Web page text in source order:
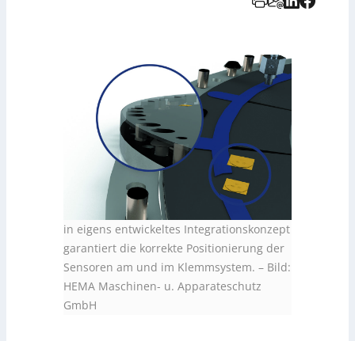
in eigens entwickeltes Integrationskonzept
garantiert die korrekte Positionierung der
Sensoren am und im Klemmsystem. – Bild:
HEMA Maschinen- u. Apparateschutz
GmbH